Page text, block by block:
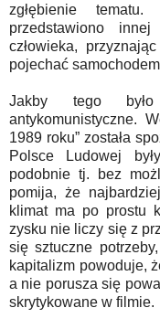
zgłębienie
przedstawiono innej
człowieka,
pojechać
Jakby tego
antykomunistyczne.
1989 roku” została
Polsce Ludowej
podobnie tj. bez
pomija, że
klimat ma po prostu
zysku nie liczy się z
się sztuczne
kapitalizm powoduje,
a nie porusza się
skrytykowane w filmie.